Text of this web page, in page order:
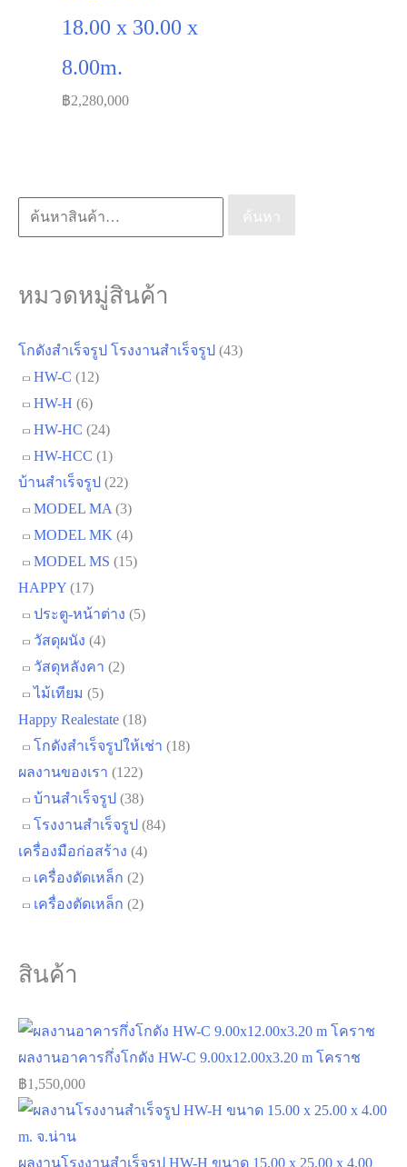
18.00 x 30.00 x
8.00m.
฿2,280,000
ค้นหา:
ค้นหา
หมวดหมู่สินค้า
โกดังสำเร็จรูป โรงงานสำเร็จรูป (43)
HW-C (12)
HW-H (6)
HW-HC (24)
HW-HCC (1)
บ้านสำเร็จรูป (22)
MODEL MA (3)
MODEL MK (4)
MODEL MS (15)
HAPPY (17)
ประตู-หน้าต่าง (5)
วัสดุผนัง (4)
วัสดุหลังคา (2)
ไม้เทียม (5)
Happy Realestate (18)
โกดังสำเร็จรูปให้เช่า (18)
ผลงานของเรา (122)
บ้านสำเร็จรูป (38)
โรงงานสำเร็จรูป (84)
เครื่องมือก่อสร้าง (4)
เครื่องดัดเหล็ก (2)
เครื่องตัดเหล็ก (2)
สินค้า
ผลงานอาคารกึ่งโกดัง HW-C 9.00x12.00x3.20 m โคราช
฿1,550,000
ผลงานโรงงานสำเร็จรูป HW-H ขนาด 15.00 x 25.00 x 4.00